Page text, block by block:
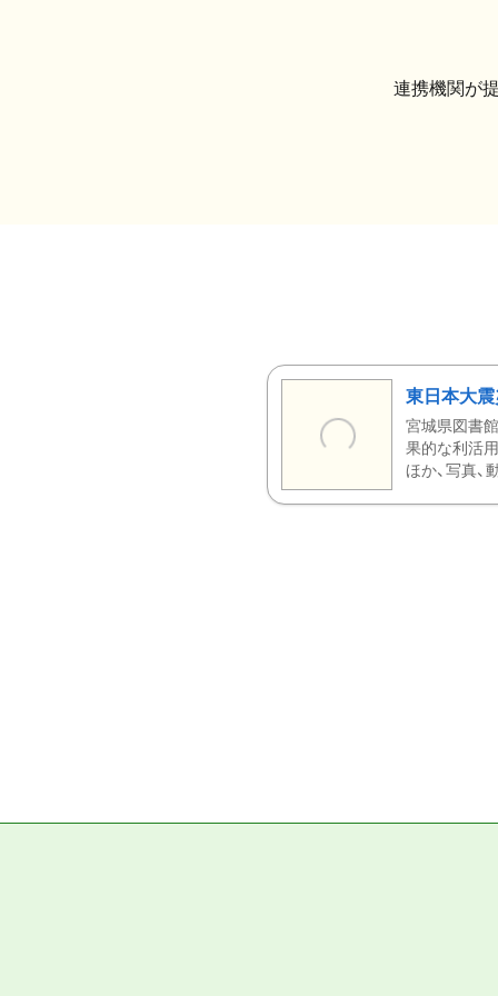
連携機関が
東日本大
宮城県図書
果的な利活
ほか、写真、